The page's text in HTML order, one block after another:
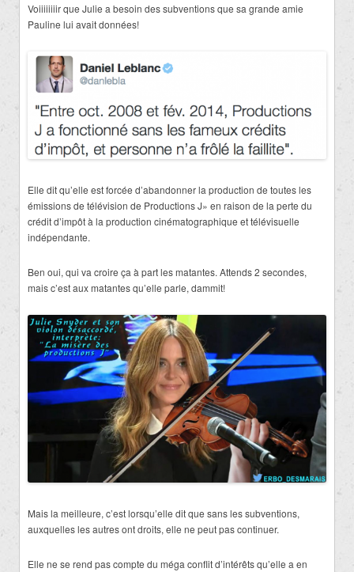
Voiiiiiiiir que Julie a besoin des subventions que sa grande amie
Pauline lui avait données!
Elle dit qu’elle est forcée d’abandonner la production de toutes les
émissions de télévision de Productions J» en raison de la perte du
crédit d’impôt à la production cinématographique et télévisuelle
indépendante.
Ben oui, qui va croire ça à part les matantes. Attends 2 secondes,
mais c’est aux matantes qu’elle parle, dammit!
Mais la meilleure, c’est lorsqu’elle dit que sans les subventions,
auxquelles les autres ont droits, elle ne peut pas continuer.
Elle ne se rend pas compte du méga conflit d’intérêts qu’elle a en